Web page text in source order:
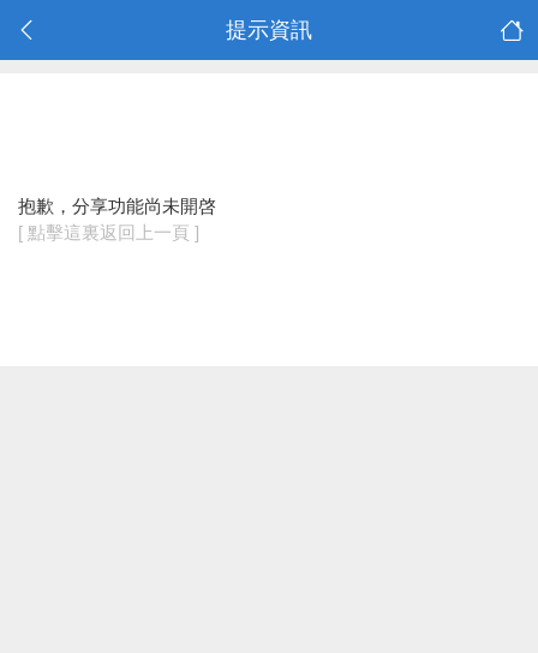
提示資訊
抱歉，分享功能尚未開啓
[ 點擊這裏返回上一頁 ]